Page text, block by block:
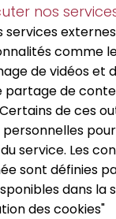
nos
services
comme
de vidéos et
partage de
de ces
service. Les
sont définies
dans la
des cookies"